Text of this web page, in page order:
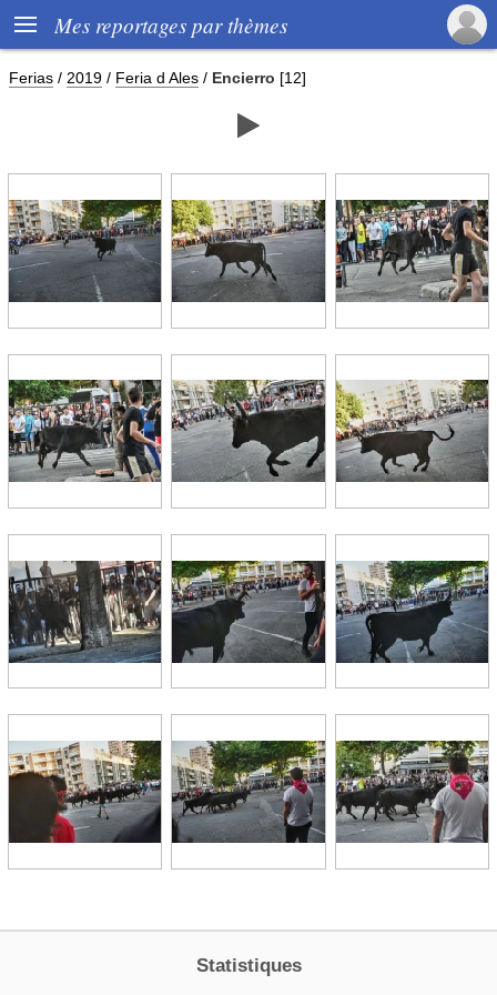
 Mes reportages par thèmes
Ferias / 2019 / Feria d Ales / Encierro [12]

Statistiques